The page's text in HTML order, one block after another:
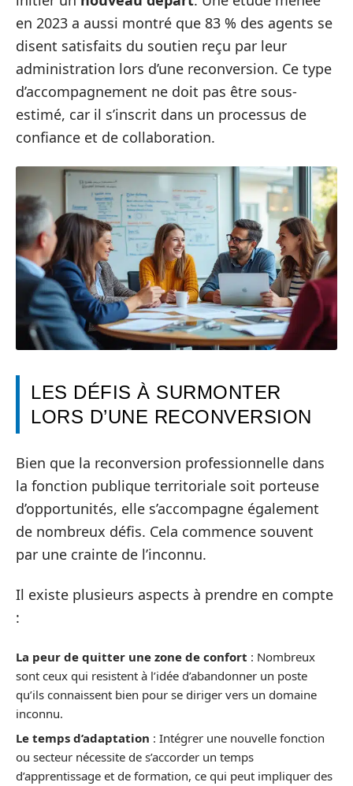
en 2023 a aussi montré que 83 % des agents se
disent satisfaits du soutien reçu par leur
administration lors d’une reconversion. Ce type
d’accompagnement ne doit pas être sous-
estimé, car il s’inscrit dans un processus de
confiance et de collaboration.
LES DÉFIS À SURMONTER
LORS D’UNE RECONVERSION
Bien que la reconversion professionnelle dans
la fonction publique territoriale soit porteuse
d’opportunités, elle s’accompagne également
de nombreux défis. Cela commence souvent
par une crainte de l’inconnu.
Il existe plusieurs aspects à prendre en compte
:
La peur de quitter une zone de confort : Nombreux
sont ceux qui resistent à l’idée d’abandonner un poste
qu’ils connaissent bien pour se diriger vers un domaine
inconnu.
Le temps d’adaptation : Intégrer une nouvelle fonction
ou secteur nécessite de s’accorder un temps
d’apprentissage et de formation, ce qui peut impliquer des